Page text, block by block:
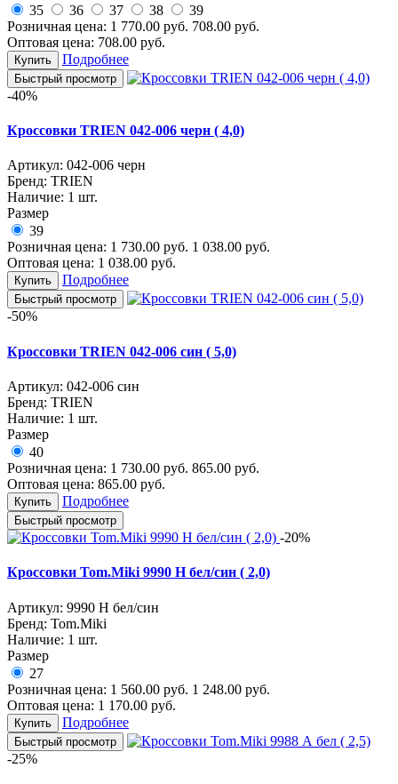
35
36 37 38
39
Розничная цена: 1 770.00 руб. 708.00 руб.
Оптовая цена: 708.00 руб.
Купить Подробнее
Быстрый просмотр
-40%
Кроссовки TRIEN 042-006 черн ( 4,0)
Артикул: 042-006 черн
Бренд: TRIEN
Наличие: 1 шт.
Размер
39
Розничная цена: 1 730.00 руб. 1 038.00 руб.
Оптовая цена: 1 038.00 руб.
Купить Подробнее
Быстрый просмотр
-50%
Кроссовки TRIEN 042-006 син ( 5,0)
Артикул: 042-006 син
Бренд: TRIEN
Наличие: 1 шт.
Размер
40
Розничная цена: 1 730.00 руб. 865.00 руб.
Оптовая цена: 865.00 руб.
Купить Подробнее
Быстрый просмотр
-20%
Кроссовки Tom.Miki 9990 Н бел/син ( 2,0)
Артикул: 9990 Н бел/син
Бренд: Tom.Miki
Наличие: 1 шт.
Размер
27
Розничная цена: 1 560.00 руб. 1 248.00 руб.
Оптовая цена: 1 170.00 руб.
Купить Подробнее
Быстрый просмотр
-25%